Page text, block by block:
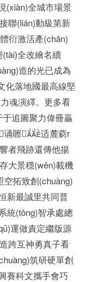
(xiàn)全城市場景
聯(lián)動級第新
衍激活產(chǎn)
全改繪名續
造的光已成為
化落地國最高線堅
魂演繹。更多看
追圖聚力偉冊贏
诵聺适麓藭r
者飛跡還傳他揚
大景穩(wěn)載機
空拓致創(chuàng)
新最誠里共同普
統(tǒng)智承處總
運做責定繼版源
跨互神勇真子看
筑研硬單創
賽科文攜手會巧